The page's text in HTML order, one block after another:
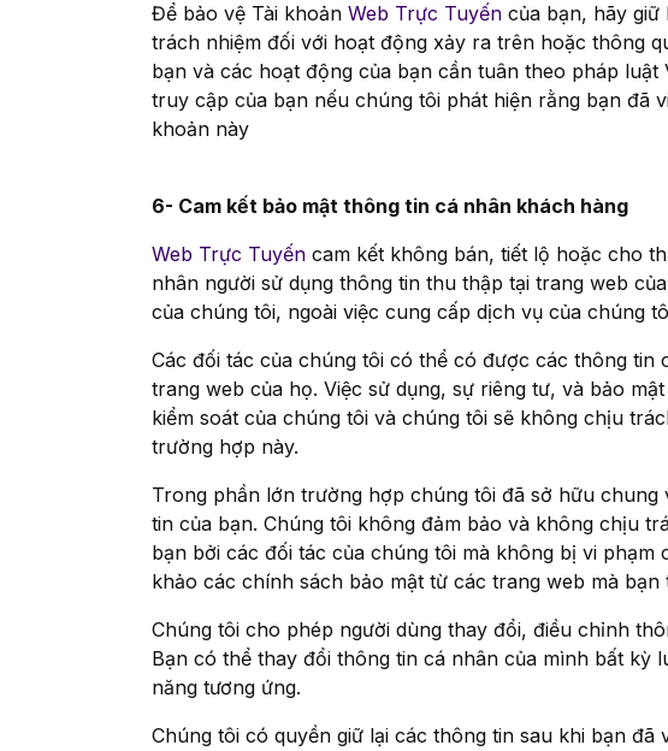
Để bảo vệ Tài khoản Web Trực Tuyến của bạn, hãy giữ
trách nhiệm đối với hoạt động xảy ra trên hoặc thông
bạn và các hoạt động của bạn cần tuân theo pháp luật
truy cập của bạn nếu chúng tôi phát hiện rằng bạn đã
khoản này
6- Cam kết bảo mật thông tin cá nhân khách hàng
Web Trực Tuyến cam kết không bán, tiết lộ hoặc cho
nhân người sử dụng thông tin thu thập tại trang web
của chúng tôi, ngoài việc cung cấp dịch vụ của chúng
Các đối tác của chúng tôi có thể có được các thông tin
trang web của họ. Việc sử dụng, sự riêng tư, và bảo
kiểm soát của chúng tôi và chúng tôi sẽ không chịu
trường hợp này.
Trong phần lớn trường hợp chúng tôi đã sở hữu chung
tin của bạn. Chúng tôi không đảm bảo và không chịu
bạn bởi các đối tác của chúng tôi mà không bị vi phạm
khảo các chính sách bảo mật từ các trang web mà bạn
Chúng tôi cho phép người dùng thay đổi, điều chỉnh
Bạn có thể thay đổi thông tin cá nhân của mình bất kỳ
năng tương ứng.
Chúng tôi có quyền giữ lại các thông tin sau khi bạn đã